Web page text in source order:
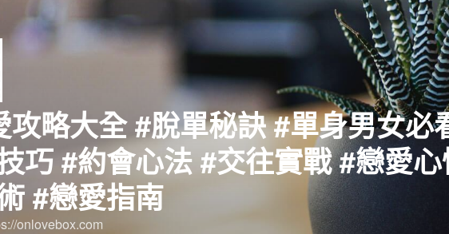
攻略大全 #脫單秘訣 #單身男女必
巧 #約會心法 #交往實戰 #戀愛
#戀愛指南
onlovebox.com